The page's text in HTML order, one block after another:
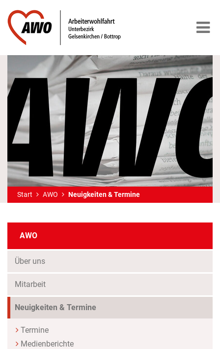
Start AWO Neuigkeiten & Termine
AWO
Über uns
Mitarbeit
Neuigkeiten & Termine
Termine
Medienberichte